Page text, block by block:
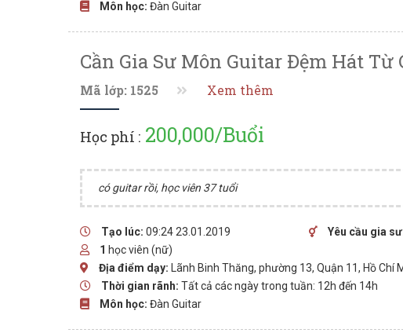
Môn học: Đàn Guitar
Cần Gia Sư Môn Guitar Đệm Hát Từ
Mã lớp: 1525 Xem thêm
Học phí : 200,000/Buổi
có guitar rồi, học viên 37 tuổi
Tạo lúc: 09:24 23.01.2019 Yêu cầu gia
1 học viên (nữ)
Địa điểm dạy: Lãnh Binh Thăng, phường 13, Quận 11, Hồ Chí
Thời gian rãnh: Tất cả các ngày trong tuần: 12h đến 14h
Môn học: Đàn Guitar